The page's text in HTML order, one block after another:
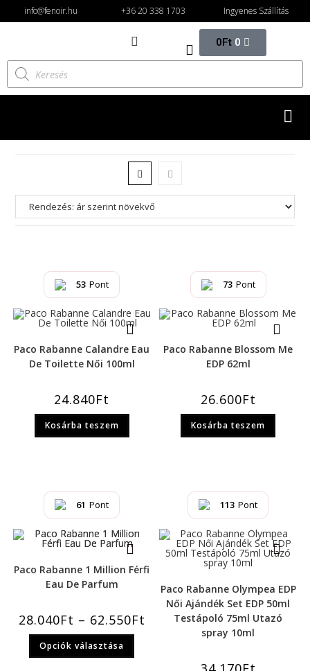
info@fenoir.hu +36 20 338 1703 Ingyenes Szállítás
0Ft 0
53 Pont
Paco Rabanne Calandre Eau
De Toilette Női 100ml
24.840Ft
Kosárba teszem
73 Pont
Paco Rabanne Blossom Me
EDP 62ml
26.600Ft
Kosárba teszem
61 Pont
Paco Rabanne 1 Million Férfi
Eau De Parfum
28.040Ft – 62.550Ft
Opciók választása
113 Pont
Paco Rabanne Olympea EDP
Női Ajándék Set EDP 50ml
Testápoló 75ml Utazó
spray 10ml